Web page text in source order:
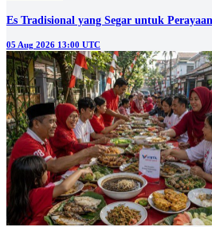
Es Tradisional yang Segar untuk
05 Aug 2026 13:00 UTC